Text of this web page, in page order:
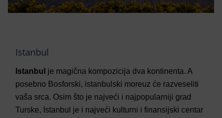
Istanbul
stanbul je magična kompozicija dva kontinenta. A
posebno Bosforski, istanbulski moreuz će razveseliti
vaša srca. Osim što je najveći i najpopularniji grad
Turske, Istanbul je i najveći kulturni i finansijski centar